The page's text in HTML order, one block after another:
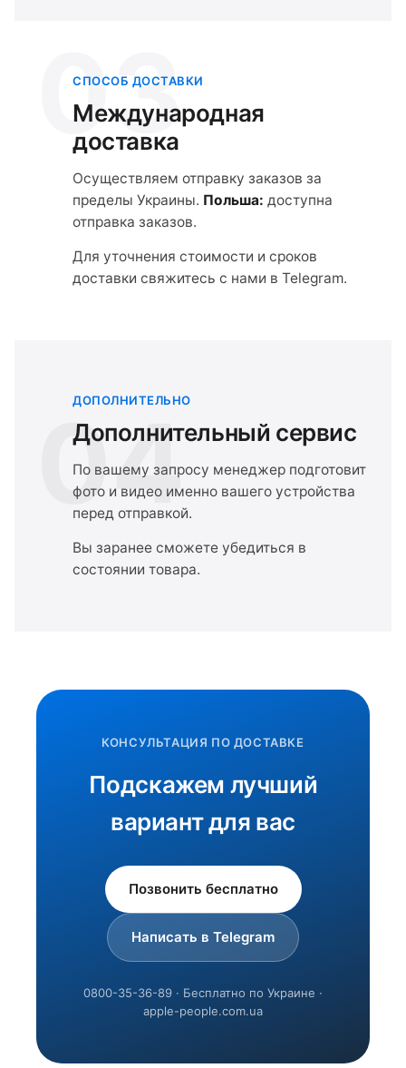
03
СПОСОБ ДОСТАВКИ
Международная
доставка
Осуществляем отправку заказов за
пределы Украины. Польша: доступна
отправка заказов.
Для уточнения стоимости и сроков
доставки свяжитесь с нами в Telegram.
04
ДОПОЛНИТЕЛЬНО
Дополнительный сервис
По вашему запросу менеджер подготовит
фото и видео именно вашего устройства
перед отправкой.
Вы заранее сможете убедиться в
состоянии товара.
КОНСУЛЬТАЦИЯ ПО ДОСТАВКЕ
Подскажем лучший
вариант для вас
Позвонить бесплатно
Написать в Telegram
0800-35-36-89 · Бесплатно по Украине ·
apple-people.com.ua